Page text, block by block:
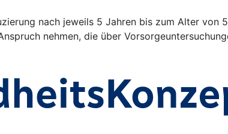
nach jeweils 5 Jahren bis zum Alter von
nehmen, die über